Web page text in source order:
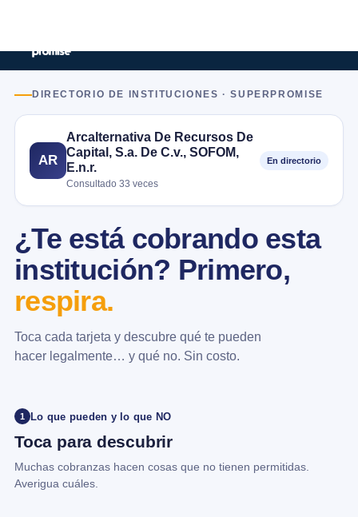
DIRECTORIO DE INSTITUCIONES · SUPERPROMISE
AR
Arcalternativa De Recursos De
Capital, S.a. De C.v., SOFOM,
E.n.r.
Consultado 33 veces
En directorio
¿Te está cobrando esta
institución? Primero,
respira.
Toca cada tarjeta y descubre qué te pueden
hacer legalmente… y qué no. Sin costo.
1 Lo que pueden y lo que NO
Toca para descubrir
Muchas cobranzas hacen cosas que no tienen permitidas.
Averigua cuáles.